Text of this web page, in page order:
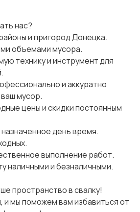
нас?
и пригород Донецка.
объемами мусора.
технику и инструмент для
и аккуратно
мусор.
цены и скидки постоянным
день время.
выполнение работ.
наличными и безналичными.
пространство в свалку!
и мы поможем вам избавиться от